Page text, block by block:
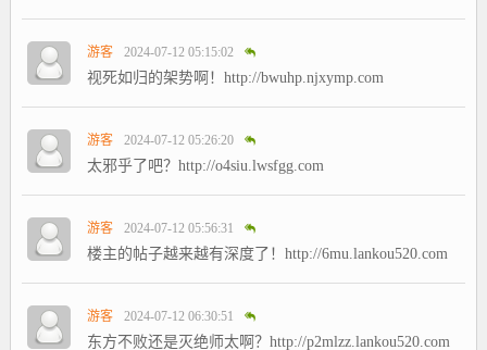
游客 2024-07-12 05:15:02
视死如归的架势啊！http://bwuhp.njxymp.com
游客 2024-07-12 05:26:20
太邪乎了吧？http://o4siu.lwsfgg.com
游客 2024-07-12 05:56:31
楼主的帖子越来越有深度了！http://6mu.lankou520.com
游客 2024-07-12 06:30:51
东方不败还是灭绝师太啊？http://p2mlzz.lankou520.com